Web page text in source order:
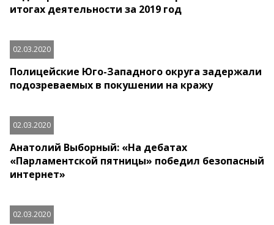
итогах деятельности за 2019 год
02.03.2020
Полицейские Юго-Западного округа задержали
подозреваемых в покушении на кражу
02.03.2020
Анатолий Выборный: «На дебатах
«Парламентской пятницы» победил безопасный
интернет»
02.03.2020